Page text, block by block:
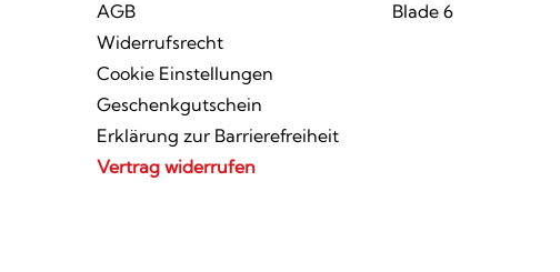
AGB
Widerrufsrecht
Cookie Einstellungen
Geschenkgutschein
Erklärung zur Barrierefreiheit
Vertrag widerrufen
Blade 6